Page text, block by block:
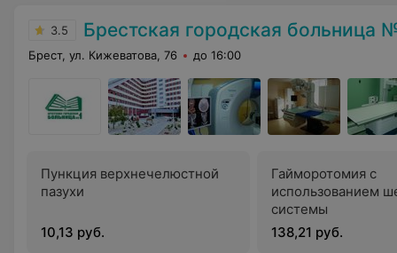
3.5 Брестская городская больница
Брест, ул. Кижеватова, 76 до 16:00
Пункция верхнечелюстной
пазухи
10,13 руб.
Гайморотомия с
использованием
системы
138,21 руб.